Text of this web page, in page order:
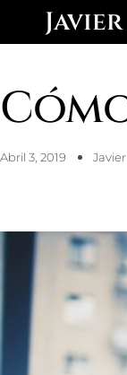
Abril 3, 2019